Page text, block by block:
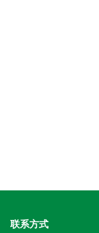
联系方式